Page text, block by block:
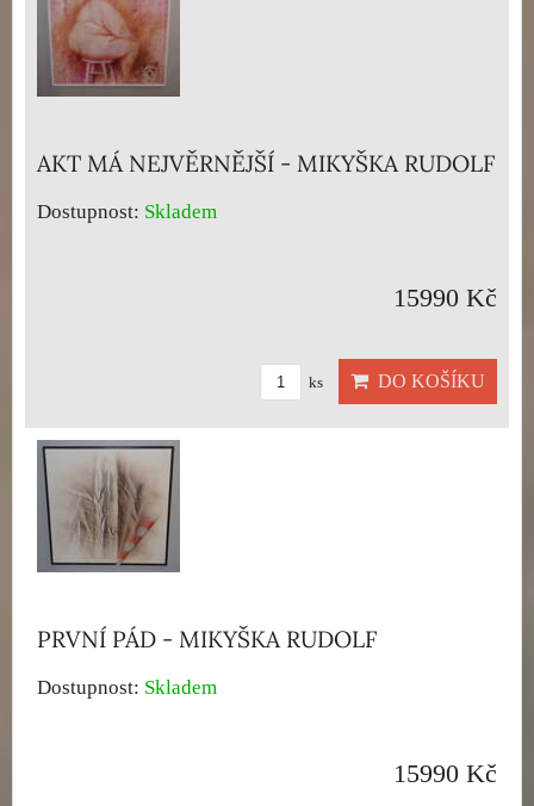
AKT MÁ NEJVĚRNĚJŠÍ - MIKYŠKA RUDOLF
Dostupnost: Skladem
15990 Kč
ks DO KOŠÍKU
PRVNÍ PÁD - MIKYŠKA RUDOLF
Dostupnost: Skladem
15990 Kč